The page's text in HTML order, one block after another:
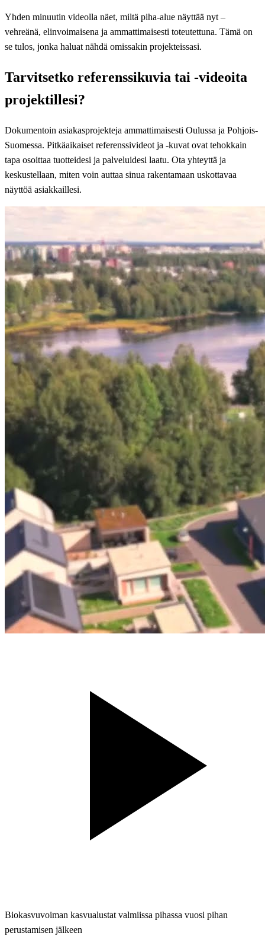
Yhden minuutin videolla näet, miltä piha-alue näyttää nyt –
vehreänä, elinvoimaisena ja ammattimaisesti toteutettuna. Tämä on
se tulos, jonka haluat nähdä omissakin projekteissasi.
Tarvitsetko referenssikuvia tai -videoita
projektillesi?
Dokumentoin asiakasprojekteja ammattimaisesti Oulussa ja Pohjois-
Suomessa. Pitkäaikaiset referenssivideot ja -kuvat ovat tehokkain
tapa osoittaa tuotteidesi ja palveluidesi laatu. Ota yhteyttä ja
keskustellaan, miten voin auttaa sinua rakentamaan uskottavaa
näyttöä asiakkaillesi.
Biokasvuvoiman kasvualustat valmiissa pihassa vuosi pihan
perustamisen jälkeen